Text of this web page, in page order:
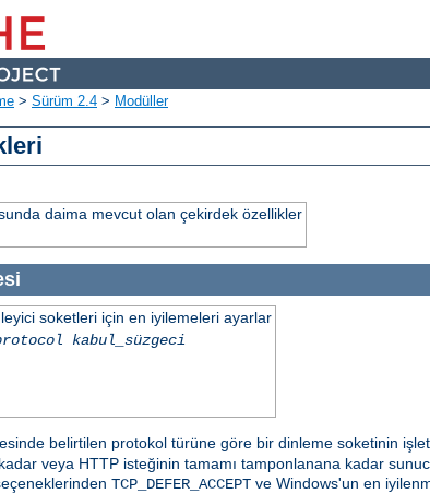
> Sürüm 2.4 > Modüller
daima mevcut olan çekirdek özellikler
soketleri için en iyilemeleri ayarlar
kabul_süzgeci
belirtilen protokol türüne göre bir dinleme soketinin
veya HTTP isteğinin tamamı tamponlanana kadar
TCP_DEFER_ACCEPT ve Windows'un en